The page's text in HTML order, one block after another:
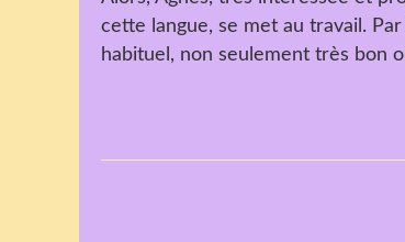
cette langue, se met au travail.
habituel, non seulement très bon